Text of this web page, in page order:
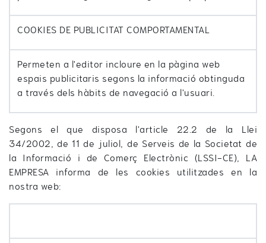
COOKIES DE PUBLICITAT COMPORTAMENTAL
Permeten a l'editor incloure en la pàgina web
espais publicitaris segons la informació obtinguda
a través dels hàbits de navegació a l'usuari.
Segons el que disposa l'article 22.2 de la Llei
34/2002, de 11 de juliol, de Serveis de la Societat de
la Informació i de Comerç Electrònic (LSSI-CE), LA
EMPRESA informa de les cookies utilitzades en la
nostra web: